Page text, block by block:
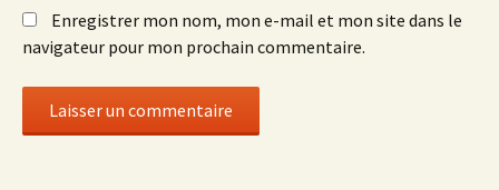
Enregistrer mon nom, mon e-mail et mon site dans le
navigateur pour mon prochain commentaire.